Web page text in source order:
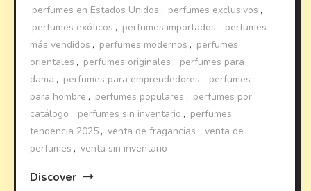
perfumes en Estados Unidos , perfumes exclusivos ,
perfumes exóticos , perfumes importados , perfumes
más vendidos , perfumes modernos , perfumes
orientales , perfumes originales , perfumes para
dama , perfumes para emprendedores , perfumes
para hombre , perfumes populares , perfumes por
catálogo , perfumes sin inventario , perfumes
tendencia 2025 , venta de fragancias , venta de
perfumes , venta sin inventario
Discover